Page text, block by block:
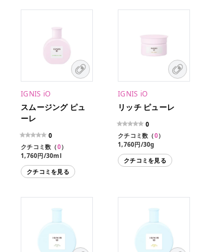
IGNIS iO
スムージング ピュ
ーレ
0
クチコミ数（0）
1,760円/30ml
4,180円/80ml
クチコミを見る
IGNIS iO
リッチ ピューレ
0
クチコミ数（0）
1,760円/30g
4,180円/80g
クチコミを見る